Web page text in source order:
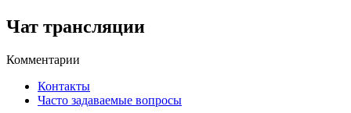
Чат трансляции
Комментарии
Контакты
Часто задаваемые вопросы